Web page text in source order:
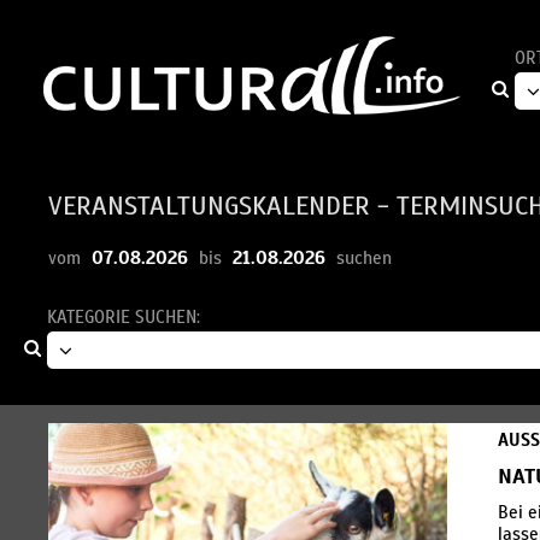
VERANSTALTUNGSKALENDER -
vom 07.08.2026 bis 21.08.2026 suchen
KATEGORIE SUCHEN:
Bei